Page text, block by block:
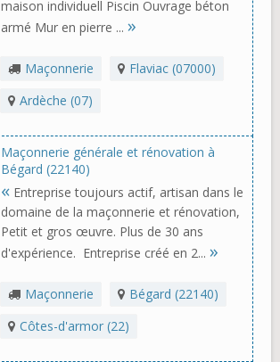
maison individuell Piscin Ouvrage béton
armé Mur en pierre ... »
Maçonnerie
Flaviac (07000)
Ardèche (07)
Maçonnerie générale et rénovation à
Bégard (22140)
« Entreprise toujours actif, artisan dans le
domaine de la maçonnerie et rénovation,
Petit et gros œuvre. Plus de 30 ans
d'expérience. Entreprise créé en 2... »
Maçonnerie
Bégard (22140)
Côtes-d'armor (22)